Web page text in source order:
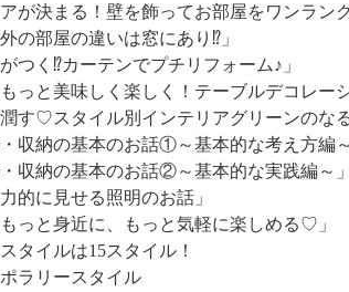
アが決まる！壁を飾ってお部屋をワンラン
の部屋の違いは窓にあり⁉」
つく⁉カーテンでプチリフォーム♪」
もっと美味しく楽しく！テーブルデコレー
潤す♡スタイル別インテリアグリーンのなる
・収納の基本のお話①～基本的な考え方編～
・収納の基本のお話②～基本的な実践編～」
的に見せる照明のお話」
もっと身近に、もっと気軽に楽しめる♡」
タイルは15スタイル！
ラリースタイル